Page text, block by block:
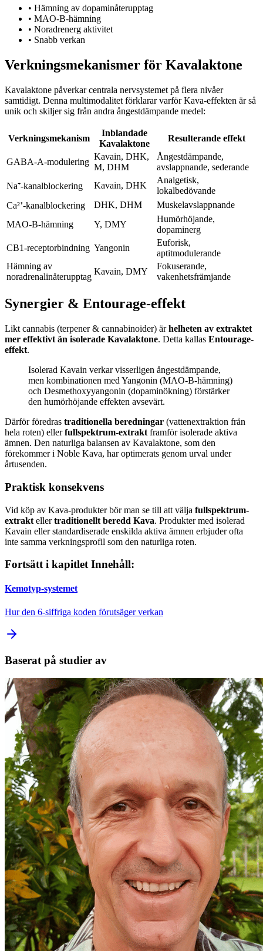
• Hämning av dopaminåterupptag
• MAO-B-hämning
• Noradrenerg aktivitet
• Snabb verkan
Verkningsmekanismer för Kavalaktone
Kavalaktone påverkar centrala nervsystemet på flera nivåer
samtidigt. Denna multimodalitet förklarar varför Kava-effekten är så
unik och skiljer sig från andra ångestdämpande medel:
Verkningsmekanism
Inblandade
Kavalaktone
Resulterande effekt
GABA-A-modulering
Kavain, DHK,
M, DHM
Ångestdämpande,
avslappnande, sederande
Na⁺-kanalblockering
Kavain, DHK
Analgetisk,
lokalbedövande
Ca²⁺-kanalblockering
DHK, DHM
Muskelavslappnande
MAO-B-hämning
Y, DMY
Humörhöjande,
dopaminerg
CB1-receptorbindning Yangonin
Euforisk,
aptitmodulerande
Hämning av
noradrenalinåterupptag
Kavain, DMY
Fokuserande,
vakenhetsfrämjande
Synergier & Entourage-effekt
Likt cannabis (terpener & cannabinoider) ärhelheten av extraktet
mer effektivt än isolerade Kavalaktone. Detta kallas Entourage-
effekt.
Isolerad Kavain verkar visserligen ångestdämpande,
men kombinationen med Yangonin (MAO-B-hämning)
och Desmethoxyyangonin (dopaminökning) förstärker
den humörhöjande effekten avsevärt.
Därför föredras traditionella beredningar (vattenextraktion från
hela roten) ellerfullspektrum-extrakt framför isolerade aktiva
ämnen. Den naturliga balansen av Kavalaktone, som den
förekommer i Noble Kava, har optimerats genom urval under
årtusenden.
Praktisk konsekvens
Vid köp av Kava-produkter bör man se till att välja fullspektrum-
extrakt ellertraditionellt beredd Kava. Produkter med isolerad
Kavain eller standardiserade enskilda aktiva ämnen erbjuder ofta
inte samma verkningsprofil som den naturliga roten.
Fortsätt i kapitlet Innehåll:
Kemotyp-systemet
Hur den 6-siffriga koden förutsäger verkan
Baserat på studier av